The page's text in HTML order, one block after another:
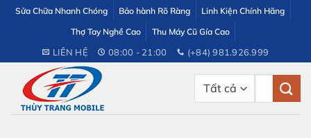
dung
Sửa Chữa Nhanh Chóng Bảo hành Rõ Ràng
Linh Kiện Chính Hãng
Thợ Tay Nghề Cao
Thu Máy Cũ Gía Cao
LIÊN HỆ 08:00 - 21:00 (+84) 981.926.999